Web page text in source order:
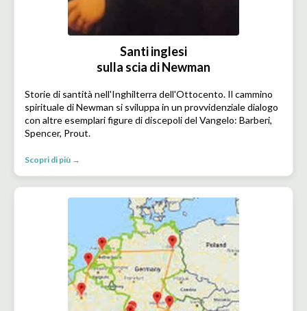
Santi inglesi
sulla scia di Newman
Storie di santità nell'Inghilterra dell'Ottocento. Il cammino
spirituale di Newman si sviluppa in un provvidenziale dialogo
con altre esemplari figure di discepoli del Vangelo: Barberi,
Spencer, Prout.
Scopri di più →